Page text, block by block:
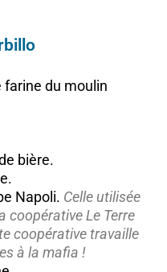
farine du moulin
bière.
Napoli. Celle utilisée
coopérative Le Terre
coopérative travaille
à la mafia !